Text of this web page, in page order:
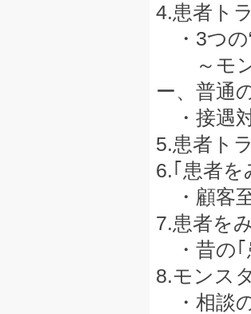
4.患者ト
・3つの
～モン
ー、普通
・接遇
5.患者ト
6.｢患者
・顧客
7.患者を
・昔の｢
8.モンス
・相談